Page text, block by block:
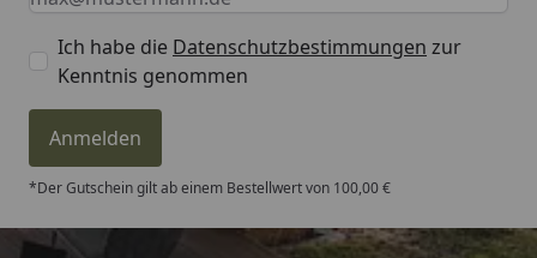
Ich habe die Datenschutzbestimmungen zur
Kenntnis genommen
Anmelden
*Der Gutschein gilt ab einem Bestellwert von 100,00 €